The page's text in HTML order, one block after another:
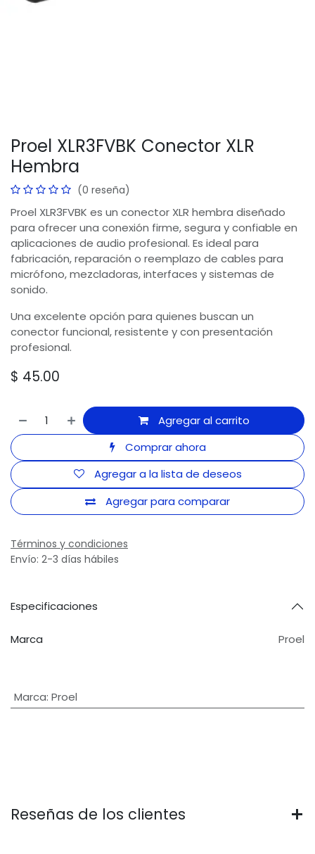
Proel XLR3FVBK Conector XLR
Hembra
(0 reseña)
Proel XLR3FVBK es un conector XLR hembra diseñado
para ofrecer una conexión firme, segura y confiable en
aplicaciones de audio profesional. Es ideal para
fabricación, reparación o reemplazo de cables para
micrófono, mezcladoras, interfaces y sistemas de
sonido.
Una excelente opción para quienes buscan un
conector funcional, resistente y con presentación
profesional.
$ 45.00
Agregar al carrito
Comprar ahora
Agregar para comparar
Agregar a la lista de deseos
Términos y condiciones
Envío: 2-3 días hábiles
Especificaciones
Marca Proel
Marca: Proel
Reseñas de los clientes